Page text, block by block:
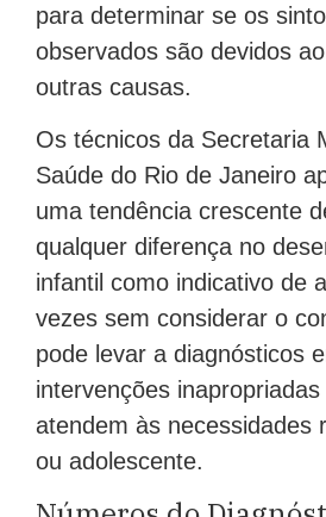
para determinar se os
observados são devidos
outras causas.
Os técnicos da Secretaria
Saúde do Rio de Janeiro
uma tendência crescente
qualquer diferença no
infantil como indicativo de
vezes sem considerar o
pode levar a diagnósticos
intervenções
atendem às necessidades
ou adolescente.